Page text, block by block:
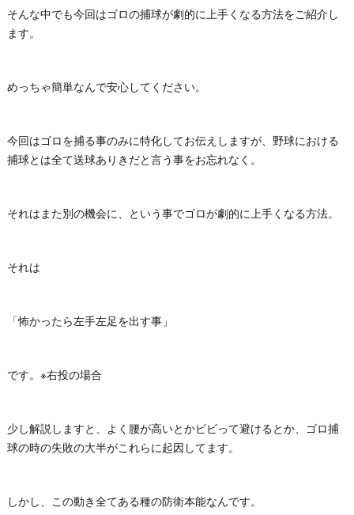
そんな中でも今回はゴロの捕球が劇的に上手くなる方法をご紹介し
ます。
めっちゃ簡単なんで安心してください。
今回はゴロを捕る事のみに特化してお伝えしますが、野球における
捕球とは全て送球ありきだと言う事をお忘れなく。
それはまた別の機会に、という事でゴロが劇的に上手くなる方法。
それは
「怖かったら左手左足を出す事」
です。※右投の場合
少し解説しますと、よく腰が高いとかビビって避けるとか、ゴロ捕
球の時の失敗の大半がこれらに起因してます。
しかし、この動き全てある種の防衛本能なんです。